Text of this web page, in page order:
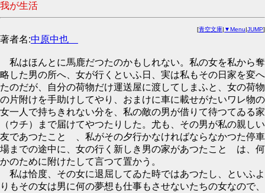
我が生活
[青空文庫| ▼Menu|JUMP]
著者名:中原中也
私はほんとに馬鹿だつたのかもしれない。私の女を私から奪
略した男の所へ、女が行くといふ日、実は私もその日家を変へ
たのだが、自分の荷物だけ運送屋に渡してしまふと、女の荷物
の片附けを手助けしてやり、おまけに車に載せがたいワレ物の
女一人で持ちきれない分を、私の敵の男が借りて待つてゐる家
（ウチ）まで届けてやつたりした。尤も、その男が私の親しい
友であつたことゝ、私がその夕行かなければならなかつた停車
場までの途中に、女の行く新しき男の家があつたことゝは、何
かのために附けたして言つて置かう。
私は恰度、その女に退屈してゐた時ではあつたし、といふよ
りもその女は男に何の夢想も仕事もさせないたちの女なので、